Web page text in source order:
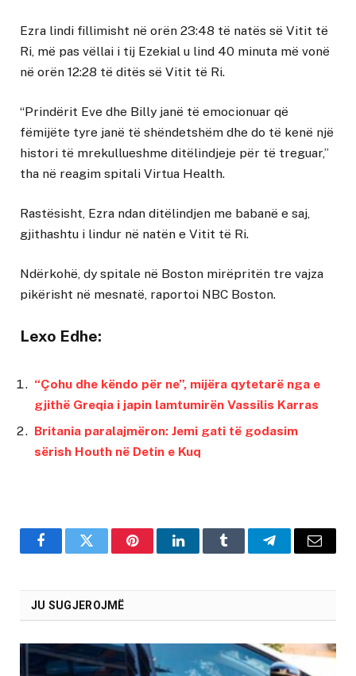
Ezra lindi fillimisht në orën 23:48 të natës së Vitit të
Ri, më pas vëllai i tij Ezekial u lind 40 minuta më vonë
në orën 12:28 të ditës së Vitit të Ri.
“Prindërit Eve dhe Billy janë të emocionuar që
fëmijëte tyre janë të shëndetshëm dhe do të kenë një
histori të mrekullueshme ditëlindjeje për të treguar,”
tha në reagim spitali Virtua Health.
Rastësisht, Ezra ndan ditëlindjen me babanë e saj,
gjithashtu i lindur në natën e Vitit të Ri.
Ndërkohë, dy spitale në Boston mirëpritën tre vajza
pikërisht në mesnatë, raportoi NBC Boston.
Lexo Edhe:
“Çohu dhe këndo për ne”, mijëra qytetarë nga e
gjithë Greqia i japin lamtumirën Vassilis Karras
Britania paralajmëron: Jemi gati të godasim
sërish Houth në Detin e Kuq
FacebookTwitter PinterestLinkedInTumblr TelegramEmail
JU SUGJEROJMË